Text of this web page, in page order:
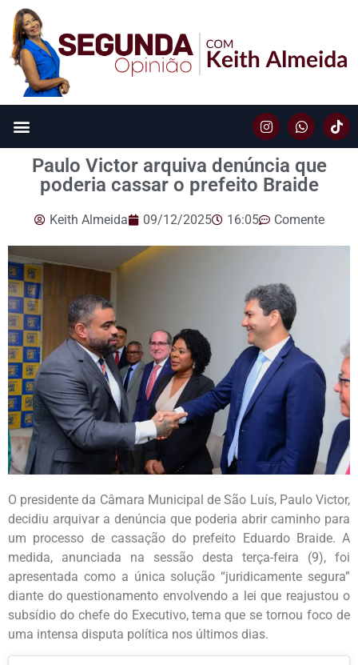
Paulo Victor arquiva denúncia que
poderia cassar o prefeito Braide
Keith Almeida 09/12/2025 16:05 Comente
O presidente da Câmara Municipal de São Luís, Paulo Victor,
decidiu arquivar a denúncia que poderia abrir caminho para
um processo de cassação do prefeito Eduardo Braide. A
medida, anunciada na sessão desta terça-feira (9), foi
apresentada como a única solução “juridicamente segura”
diante do questionamento envolvendo a lei que reajustou o
subsídio do chefe do Executivo, tema que se tornou foco de
uma intensa disputa política nos últimos dias.